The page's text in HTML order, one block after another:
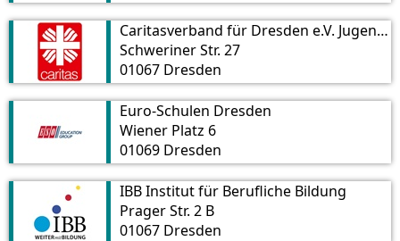
Caritasverband für Dresden e.V. Jugendmigrationsdienst
Schweriner Str. 27
01067 Dresden
Euro-Schulen Dresden
Wiener Platz 6
01069 Dresden
IBB Institut für Berufliche Bildung
Prager Str. 2 B
01067 Dresden